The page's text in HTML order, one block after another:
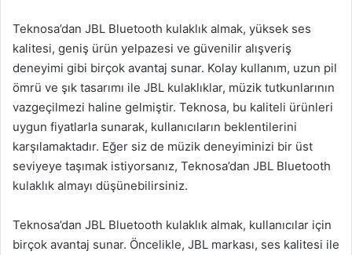
Teknosa’dan JBL Bluetooth kulaklık almak, yüksek ses
kalitesi, geniş ürün yelpazesi ve güvenilir alışveriş
deneyimi gibi birçok avantaj sunar. Kolay kullanım, uzun pil
ömrü ve şık tasarımı ile JBL kulaklıklar, müzik tutkunlarının
vazgeçilmezi haline gelmiştir. Teknosa, bu kaliteli ürünleri
uygun fiyatlarla sunarak, kullanıcıların beklentilerini
karşılamaktadır. Eğer siz de müzik deneyiminizi bir üst
seviyeye taşımak istiyorsanız, Teknosa’dan JBL Bluetooth
kulaklık almayı düşünebilirsiniz.
Teknosa’dan JBL Bluetooth kulaklık almak, kullanıcılar için
birçok avantaj sunar. Öncelikle, JBL markası, ses kalitesi ile